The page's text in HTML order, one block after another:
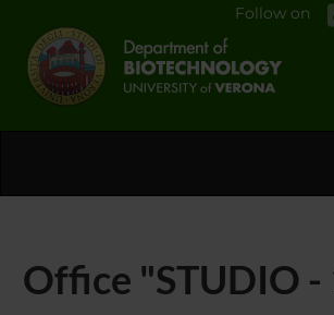
Follow on
Office "STUDIO -